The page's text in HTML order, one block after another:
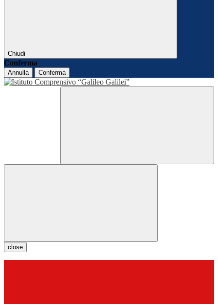
Chiudi
Conferma
Annulla Conferma
close